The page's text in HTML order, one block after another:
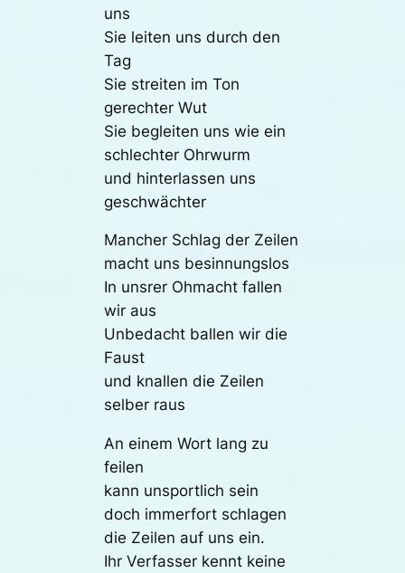
uns
Sie leiten uns durch den
Tag
Sie streiten im Ton
gerechter Wut
Sie begleiten uns wie ein
schlechter Ohrwurm
und hinterlassen uns
geschwächter
Mancher Schlag der Zeilen
macht uns besinnungslos
In unsrer Ohmacht fallen
wir aus
Unbedacht ballen wir die
Faust
und knallen die Zeilen
selber raus
An einem Wort lang zu
feilen
kann unsportlich sein
doch immerfort schlagen
die Zeilen auf uns ein.
Ihr Verfasser kennt keine